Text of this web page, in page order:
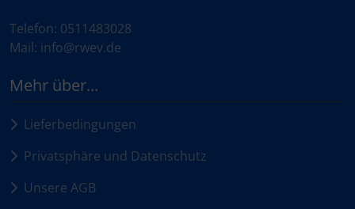
Telefon: 0511483028
Mail: info@rwev.de
Mehr über...
Lieferbedingungen
Privatsphäre und Datenschutz
Unsere AGB